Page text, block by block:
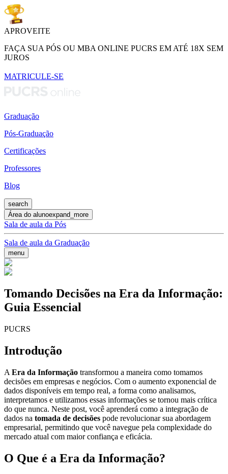
APROVEITE
FAÇA SUA PÓS OU MBA ONLINE PUCRS EM ATÉ 18X SEM
JUROS
MATRICULE-SE
Graduação
Pós-Graduação
Certificações
Professores
Blog
search
Área do alunoexpand_more
Sala de aula da Pós
Sala de aula da Graduação
menu
Tomando Decisões na Era da Informação:
Guia Essencial
PUCRS
Introdução
A Era da Informação transformou a maneira como tomamos
decisões em empresas e negócios. Com o aumento exponencial de
dados disponíveis em tempo real, a forma como analisamos,
interpretamos e utilizamos essas informações se tornou mais crítica
do que nunca. Neste post, você aprenderá como a integração de
dados na tomada de decisões pode revolucionar sua abordagem
empresarial, permitindo que você navegue pela complexidade do
mercado atual com maior confiança e eficácia.
O Que é a Era da Informação?